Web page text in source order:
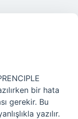
bir hata
gerekir. Bu
yazılır.